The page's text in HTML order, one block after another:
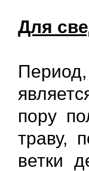
Для
пору
траву,
ветки